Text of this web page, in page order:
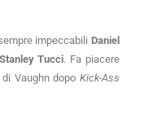
impeccabili Daniel
Stanley Tucci. Fa piacere
Vaughn dopoKick-Ass